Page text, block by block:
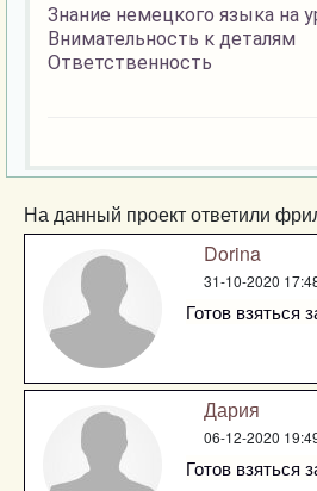
Знание немецкого языка на
Внимательность к деталям
Ответственность
На данный проект ответили
Dorina
31-10-2020
Готов взяться
Дария
06-12-2020
Готов взяться